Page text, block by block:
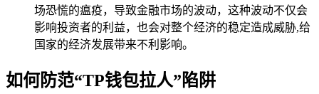
场恐慌的瘟疫，导致金融市场的波动，这种波动不仅会
影响投资者的利益，也会对整个经济的稳定造成威胁,给
国家的经济发展带来不利影响。
如何防范“TP钱包拉人”陷阱